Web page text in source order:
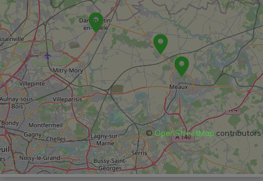
©OpenStreetMap contributors